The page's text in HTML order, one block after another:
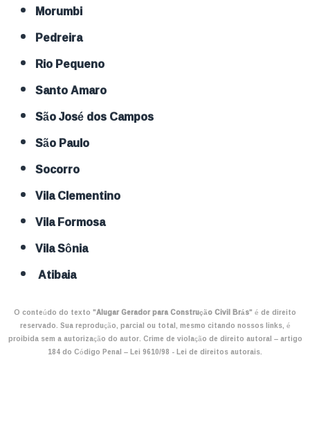
Morumbi
Pedreira
Rio Pequeno
Santo Amaro
São José dos Campos
São Paulo
Socorro
Vila Clementino
Vila Formosa
Vila Sônia
Atibaia
O conteúdo do texto "Alugar Gerador para Construção Civil Brás" é de direito
reservado. Sua reprodução, parcial ou total, mesmo citando nossos links, é
proibida sem a autorização do autor. Crime de violação de direito autoral – artigo
184 do Código Penal –Lei 9610/98 - Lei de direitos autorais.